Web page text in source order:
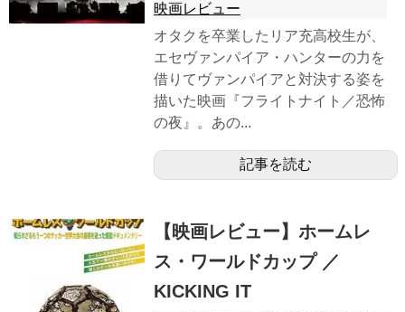
映画レビュー
オタクを卒業したリア充高校生が、
エセヴァンパイア・ハンターの力を
借りてヴァンパイアと対決する姿を
描いた映画『フライトナイト／恐怖
の夜』。あの...
記事を読む
【映画レビュー】ホームレ
ス・ワールドカップ ／
KICKING IT